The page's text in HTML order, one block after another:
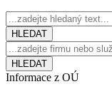
Informace z OÚ